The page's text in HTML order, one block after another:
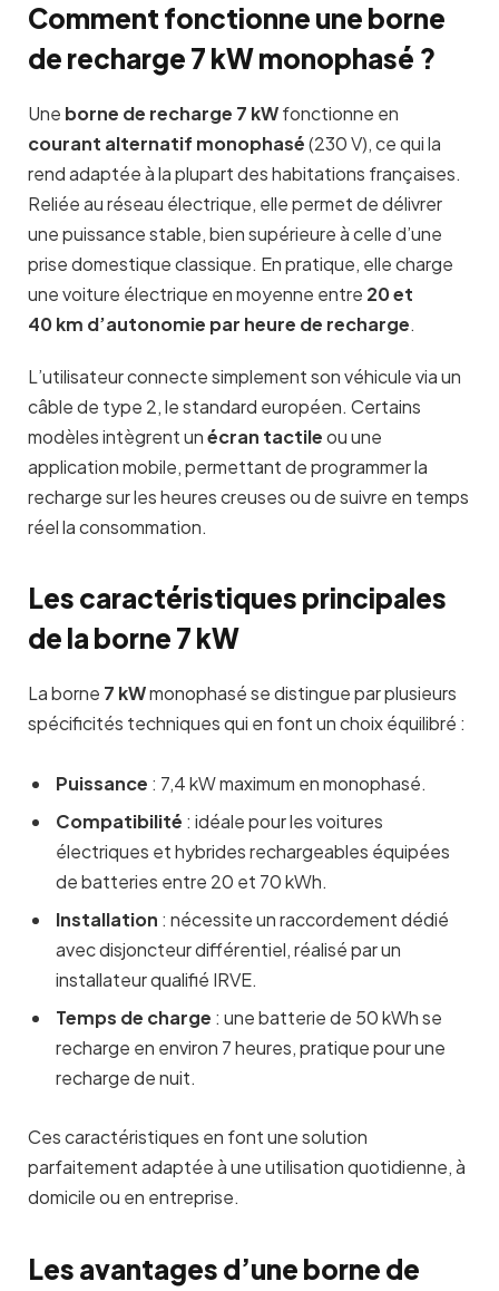
Comment fonctionne une borne
de recharge 7 kW monophasé ?
Une borne de recharge 7 kWfonctionne en
courant alternatif monophasé(230 V), ce qui la
rend adaptée à la plupart des habitations françaises.
Reliée au réseau électrique, elle permet de délivrer
une puissance stable, bien supérieure à celle d’une
prise domestique classique. En pratique, elle charge
une voiture électrique en moyenne entre 20 et
40 km d’autonomie par heure de recharge.
L’utilisateur connecte simplement son véhicule via un
câble de type 2, le standard européen. Certains
modèles intègrent unécran tactileou une
application mobile, permettant de programmer la
recharge sur les heures creuses ou de suivre en temps
réel la consommation.
Les caractéristiques principales
de la borne 7 kW
La borne 7 kWmonophasé se distingue par plusieurs
spécificités techniques qui en font un choix équilibré :
Puissance : 7,4 kW maximum en monophasé.
Compatibilité : idéale pour les voitures
électriques et hybrides rechargeables équipées
de batteries entre 20 et 70 kWh.
Installation : nécessite un raccordement dédié
avec disjoncteur différentiel, réalisé par un
installateur qualifié IRVE.
Temps de charge : une batterie de 50 kWh se
recharge en environ 7 heures, pratique pour une
recharge de nuit.
Ces caractéristiques en font une solution
parfaitement adaptée à une utilisation quotidienne, à
domicile ou en entreprise.
Les avantages d’une borne de